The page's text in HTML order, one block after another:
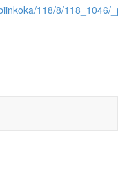
118/8/118_1046/